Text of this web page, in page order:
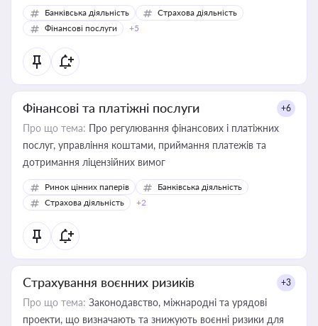
Банківська діяльність
Страхова діяльність
Фінансові послуги
+5
Фінансові та платіжні послуги +6
Про що тема: Про регулювання фінансових і платіжних
послуг, управління коштами, приймання платежів та
дотримання ліцензійних вимог
Ринок цінних паперів
Банківська діяльність
Страхова діяльність
+2
Страхування воєнних ризиків +3
Про що тема: Законодавство, міжнародні та урядові
проекти, що визначають та знижують воєнні ризики для